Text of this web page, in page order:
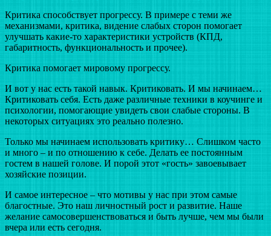
Критика способствует прогрессу. В примере с теми же
механизмами, критика, видение слабых сторон помогает
улучшать какие-то характеристики устройств (КПД,
габаритность, функциональность и прочее).
Критика помогает мировому прогрессу.
И вот у нас есть такой навык. Критиковать. И мы начинаем…
Критиковать себя. Есть даже различные техники в коучинге и
психологии, помогающие увидеть свои слабые стороны. В
некоторых ситуациях это реально полезно.
Только мы начинаем использовать критику… Слишком часто
и много – и по отношению к себе. Делать ее постоянным
гостем в нашей голове. И порой этот «гость» завоевывает
хозяйские позиции.
И самое интересное – что мотивы у нас при этом самые
благостные. Это наш личностный рост и развитие. Наше
желание самосовершенствоваться и быть лучше, чем мы были
вчера или есть сегодня.